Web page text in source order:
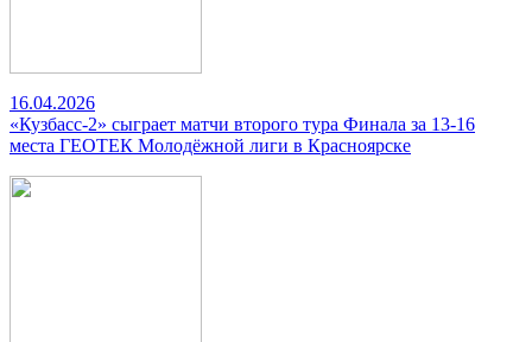
16.04.2026
«Кузбасс-2» сыграет матчи второго тура Финала за 13-16
места ГЕОТЕК Молодёжной лиги в Красноярске